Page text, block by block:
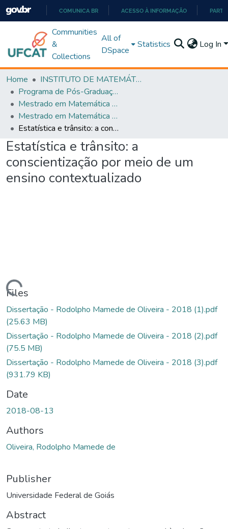
PARA
O
COMUNICA BR ACESSO À INFORMAÇÃO
Communities
&
Collections
All of
DSpace
Statistics Log In
Home
INSTITUTO DE MATEMÁTICA E TECNOLOGIA
Programa de Pós-Graduação em Matemática (PROFMAT)
Mestrado em Matemática em Rede Nacional - PROFMAT
Mestrado em Matemática em Rede Nacional - PROFMAT
Estatística e trânsito: a conscientização por meio de um ensino contextualizado
Estatística e trânsito: a
conscientização por meio de um
ensino contextualizado
Files
Dissertação - Rodolpho Mamede de Oliveira - 2018 (1).pdf
(25.63 MB)
Dissertação - Rodolpho Mamede de Oliveira - 2018 (2).pdf
(75.5 MB)
Dissertação - Rodolpho Mamede de Oliveira - 2018 (3).pdf
(931.79 KB)
Date
2018-08-13
Authors
Oliveira, Rodolpho Mamede de
Publisher
Universidade Federal de Goiás
Abstract